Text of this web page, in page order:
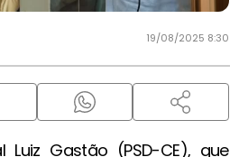
19/08/2025 8:30
Gastão (PSD-CE), que